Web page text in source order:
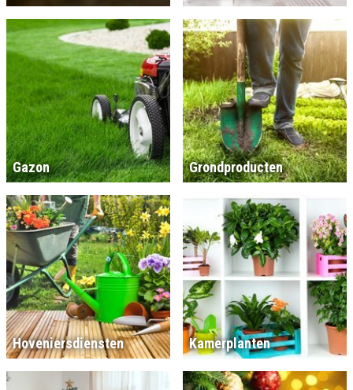
Gazon Grondproducten
Hoveniersdiensten Kamerplanten